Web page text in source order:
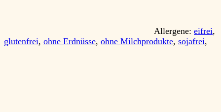
Allergene: eifrei,
glutenfrei, ohne Erdnüsse, ohne Milchprodukte, sojafrei,